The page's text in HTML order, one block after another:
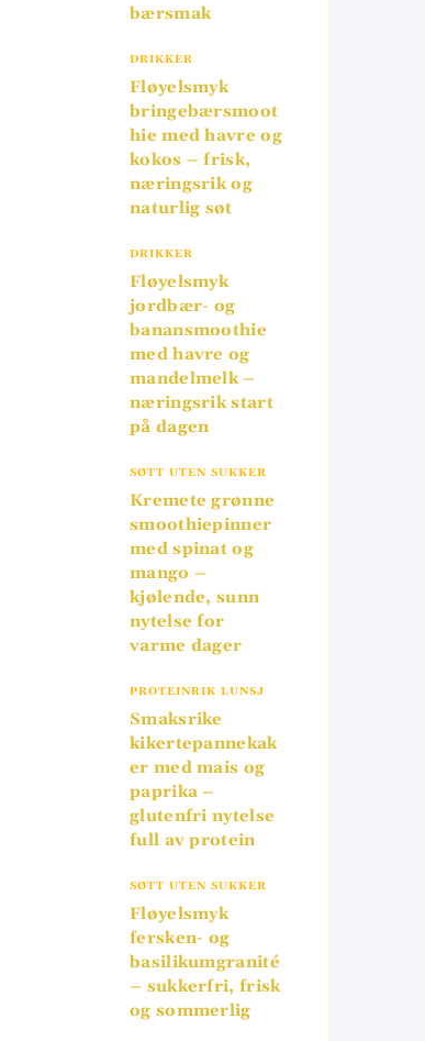
bærsmak
DRIKKER
Fløyelsmyk
bringebærsmoot
hie med havre og
kokos – frisk,
næringsrik og
naturlig søt
DRIKKER
Fløyelsmyk
jordbær- og
banansmoothie
med havre og
mandelmelk –
næringsrik start
på dagen
SØTT UTEN SUKKER
Kremete grønne
smoothiepinner
med spinat og
mango –
kjølende, sunn
nytelse for
varme dager
PROTEINRIK LUNSJ
Smaksrike
kikertepannekak
er med mais og
paprika –
glutenfri nytelse
full av protein
SØTT UTEN SUKKER
Fløyelsmyk
fersken- og
basilikumgranité
– sukkerfri, frisk
og sommerlig